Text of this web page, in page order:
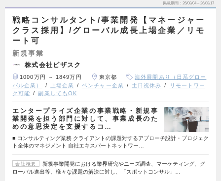
掲載期間 26/08/04～26/08/17
戦略コンサルタント/事業開発【マネージャー
クラス採用】/グローバル成長上場企業／リモ
ート可
新規事業
株式会社ビザスク
1000万円 ～ 1849万円 東京都
海外展開あり（日系グロー
バル企業）
上場企業 ベンチャー企業 土日祝休み
リモートワー
ク可能
副業してもOK
エンタープライズ企業の事業戦略・新規事
業開発を担う部門に対して、事業成長のた
めの意思決定を支援するコ…
■ コンサルティング業務 クライアントの課題対するアプローチ設計・プロジェク
ト全体のマネジメント 自社エキスパートネットワー…
会社概要
新規事業開発における業界研究やニーズ調査、マーケティング、グ
ローバル進出等、様々な課題の解決に対し、「スポットコンサル」…